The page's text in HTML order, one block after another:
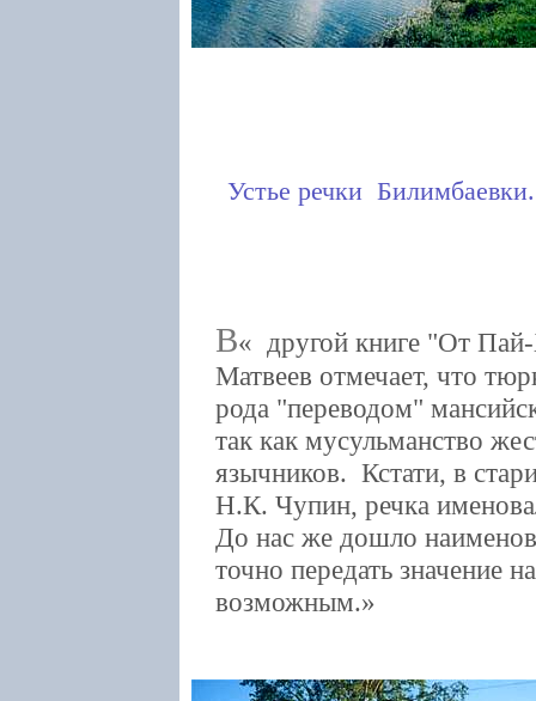
Устье речки Билимбаевки.
В
другой книге "От
Матвеев отмечает, что
рода "переводом"
так как мусульманство
язычников. Кстати, в
Н.К. Чупин, речка
До нас же дошло
точно передать значение
возможным.